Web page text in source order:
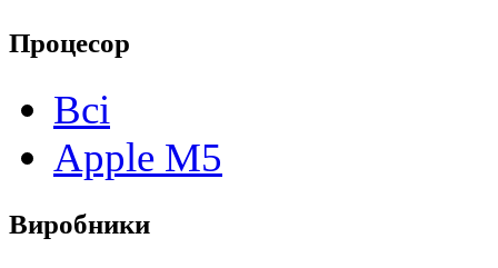
Процесор
Всі
Apple M5
Виробники